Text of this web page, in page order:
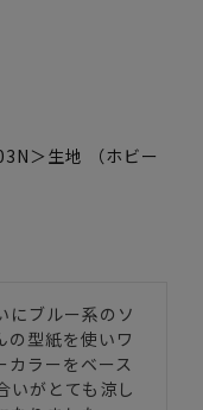
＞生地 （ホビー
にブルー系のソ
の型紙を使いワ
カラーをベース
いがとても涼し